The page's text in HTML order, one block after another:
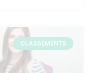
CLASSEMENTS